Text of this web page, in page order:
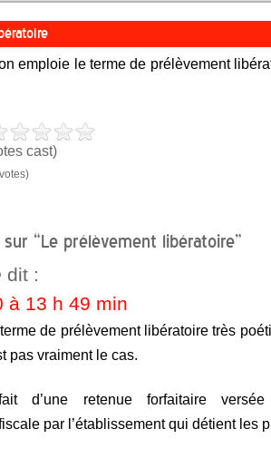
emploie le terme de prélèvement
cast)
“Le prélèvement libératoire”
dit :
à 13 h 49 min
de prélèvement libératoire très
pas vraiment le cas.
d’une retenue forfaitaire versée
par l’établissement qui détient les